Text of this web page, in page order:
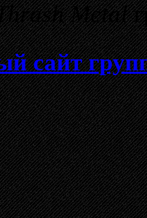
Metal
сайт